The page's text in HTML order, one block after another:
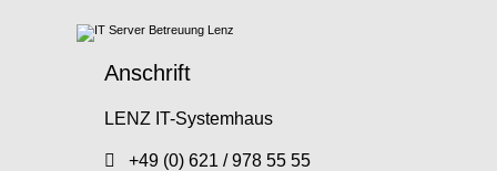
Anschrift
LENZ IT-Systemhaus
+49 (0) 621 / 978 55 55